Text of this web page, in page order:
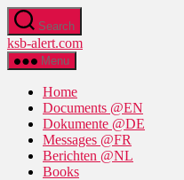
Skip
to
the
content
Search
ksb-alert.com
Menu
Home
Documents @EN
Dokumente @DE
Messages @FR
Berichten @NL
Books